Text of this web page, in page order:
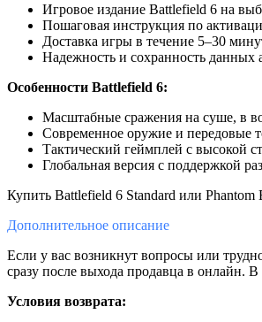
Игровое издание Battlefield 6 на
Пошаговая инструкция по
Доставка игры в течение 5–30
Надежность и сохранность данных
Особенности Battlefield 6:
Масштабные сражения на суше, в
Современное оружие и передовые
Тактический геймплей с высокой
Глобальная версия с поддержкой
Купить Battlefield 6 Standard или
Дополнительное описание
Если у вас возникнут вопросы или
сразу после выхода продавца в онлайн.
Условия возврата: